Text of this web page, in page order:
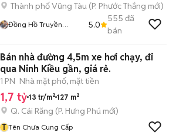
Thành phố Vũng Tàu (P. Phước Thắng mới)
Đồng Hồ Truyền
5.0
555 đã
bán
Bán nhà đường 4,5m xe hơi chạy, đi
qua Ninh Kiều gần, giá rẻ.
1 PN Nhà mặt phố, mặt tiền
1,7 tỷ 13 tr/m² 127 m²
Q. Cái Răng (P. Hưng Phú mới)
T Tên Chưa Cung Cấp